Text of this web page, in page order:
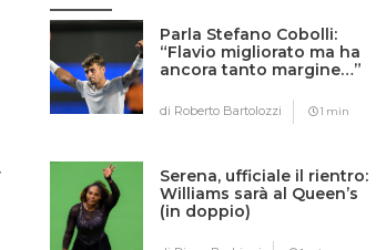
Parla Stefano Cobolli:
“Flavio migliorato ma ha
ancora tanto margine…”
di Roberto Bartolozzi 1 min
Serena, ufficiale il rientro:
Williams sarà al Queen’s
(in doppio)